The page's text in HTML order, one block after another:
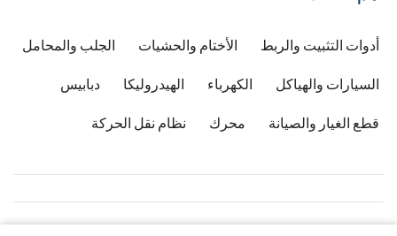
أدوات التثبيت والربط الأختام والحشيات الجلب والمحامل
السيارات والهياكل الكهرباء الهيدروليكا دبابيس
قطع الغيار والصيانة محرك نظام نقل الحركة